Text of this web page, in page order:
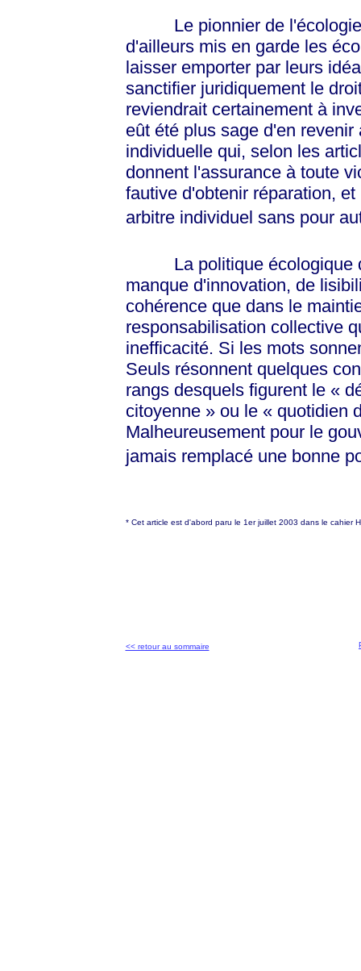
Le pionnier de l'écologie
d'ailleurs mis en garde les
laisser emporter par leurs
sanctifier juridiquement le
reviendrait certainement à
eût été plus sage d'en
individuelle qui, selon les
donnent l'assurance à toute
fautive d'obtenir réparation,
arbitre individuel sans pour
La politique écologique
manque d'innovation, de
cohérence que dans le
responsabilisation collective
inefficacité. Si les mots
Seuls résonnent quelques
rangs desquels figurent le «
citoyenne »ou le « quotidien
Malheureusement pour le
jamais remplacé une bonne
* Cet article est d'abord paru le 1er juillet 2003 dans le cahier
<< retour au sommaire